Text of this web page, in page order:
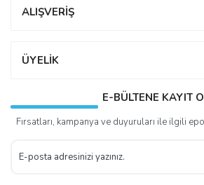
ALIŞVERİŞ
ÜYELİK
E-BÜLTENE KAYIT
Fırsatları, kampanya ve duyuruları ile ilgili